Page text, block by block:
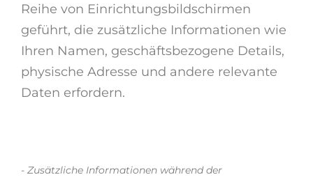
Reihe von Einrichtungsbildschirmen
geführt, die zusätzliche Informationen wie
Ihren Namen, geschäftsbezogene Details,
physische Adresse und andere relevante
Daten erfordern.
- Zusätzliche Informationen während der